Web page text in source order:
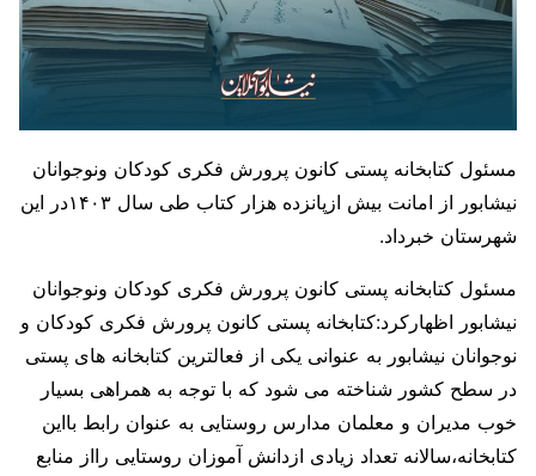
مسئول کتابخانه پستی کانون پرورش فکری کودکان ونوجوانان
نیشابور از امانت بیش ازپانزده هزار کتاب طی سال ۱۴۰۳در این
شهرستان خبرداد.
مسئول کتابخانه پستی کانون پرورش فکری کودکان ونوجوانان
نیشابور اظهارکرد:کتابخانه پستی کانون پرورش فکری کودکان و
نوجوانان نیشابور به عنوانی یکی از فعالترین کتابخانه های پستی
در سطح کشور شناخته می شود که با توجه به همراهی بسیار
خوب مدیران و معلمان مدارس روستایی به عنوان رابط بااین
کتابخانه،سالانه تعداد زیادی ازدانش آموزان روستایی رااز منابع